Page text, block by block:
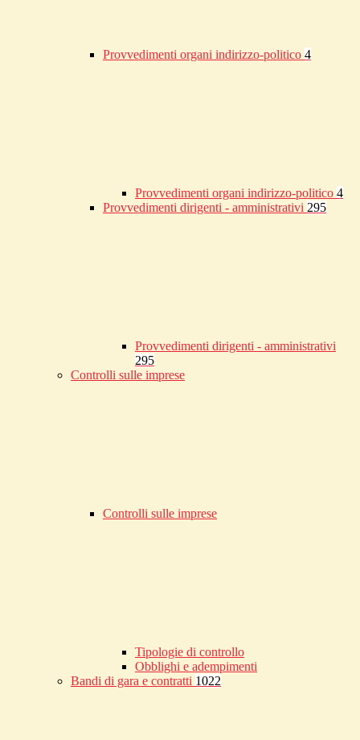
Provvedimenti organi indirizzo-politico 4
Provvedimenti organi indirizzo-politico 4
Provvedimenti dirigenti - amministrativi 295
Provvedimenti dirigenti - amministrativi
295
Controlli sulle imprese
Controlli sulle imprese
Tipologie di controllo
Obblighi e adempimenti
Bandi di gara e contratti 1022